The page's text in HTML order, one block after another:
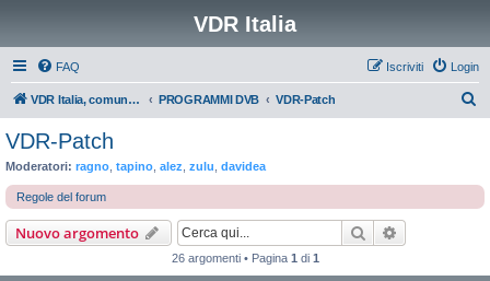
VDR Italia
FAQ Login
Iscriviti
VDR Italia, comunità italiana utilizzatori VDR PROGRAMMI DVB VDR-Patch
a
VDR-Patch
Moderatori: ragno tapino alez zulu davidea
Regole del forum
Nuovo argomento Cerca
26 argomenti • Pagina 1 di 1